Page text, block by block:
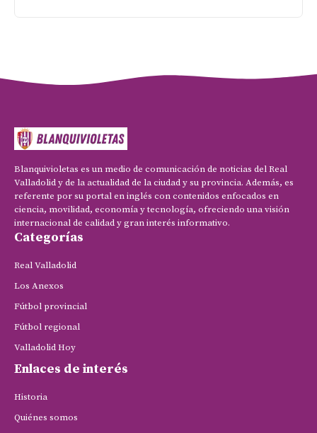
Blanquivioletas es un medio de comunicación de noticias del Real
Valladolid y de la actualidad de la ciudad y su provincia. Además, es
referente por su portal en inglés con contenidos enfocados en
ciencia, movilidad, economía y tecnología, ofreciendo una visión
internacional de calidad y gran interés informativo.
Categorías
Real Valladolid
Los Anexos
Fútbol provincial
Fútbol regional
Valladolid Hoy
Enlaces de interés
Historia
Quiénes somos